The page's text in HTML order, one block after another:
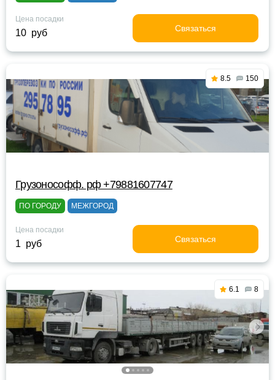
Цена посадки
10 руб Связаться
8.5 150
Грузонософф. рф +79881607747
ПО ГОРОДУ МЕЖГОРОД
Цена посадки
1 руб Связаться
6.1 8